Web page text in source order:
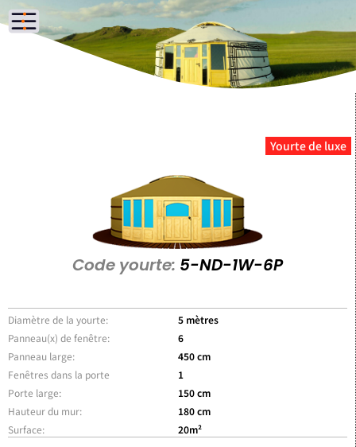
Yourte de luxe
Code yourte: 5-ND-1W-6P
Diamètre de la yourte:
Panneau(x) de fenêtre:
Panneau large:
5 mètres
6
450 cm
Fenêtres dans la porte
Porte large:
Hauteur du mur:
Surface:
1
150 cm
180 cm
20m²